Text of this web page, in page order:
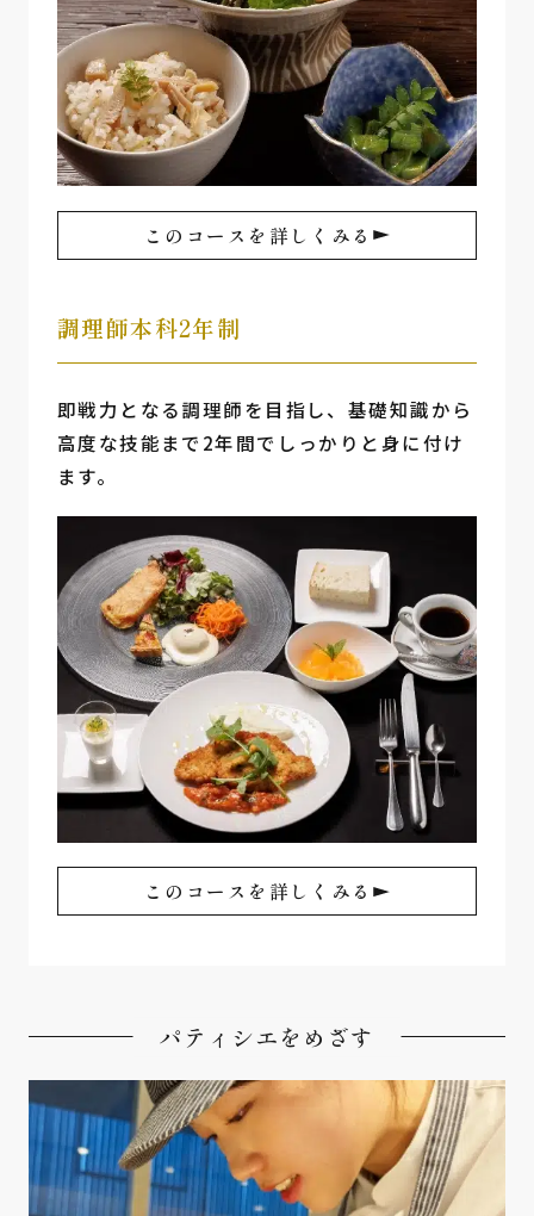
このコースを詳しくみる
調理師本科2年制
即戦力となる調理師を目指し、基礎知識から
高度な技能まで2年間でしっかりと身に付け
ます。
このコースを詳しくみる
パティシエをめざす